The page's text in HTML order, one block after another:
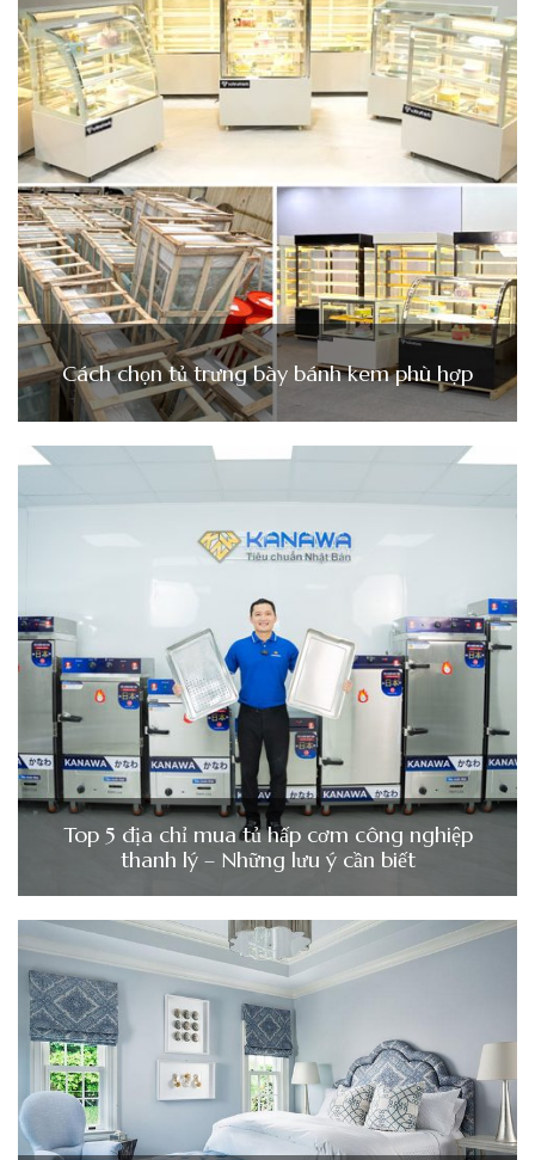
Cách chọn tủ trưng bày bánh kem phù hợp
Top 5 địa chỉ mua tủ hấp cơm công nghiệp
thanh lý – Những lưu ý cần biết